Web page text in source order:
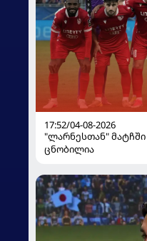
17:52/04-08-2026
"ლარნესთან" მატჩში
ცნობილია